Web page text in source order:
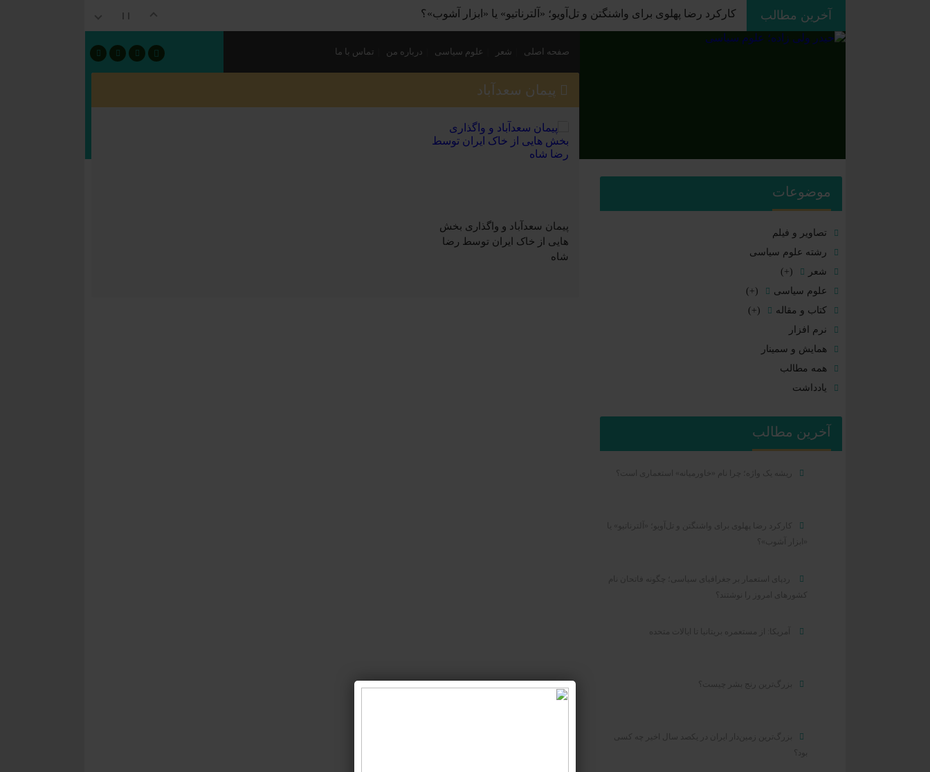
آخرین مطالب کارکرد رضا پهلوی برای واشنگتن و تل‌آویو؛ «آلترناتیو» یا «ابزار آشوب»؟
صفحه اصلی شعر علوم سیاسی درباره من تماس با ما
پیمان سعدآباد
پیمان سعدآباد و واگذاری بخش
هایی از خاک ایران توسط رضا
شاه
موضوعات
تصاویر و فیلم
رشته علوم سیاسی
شعر
(+)
علوم سیاسی
(+)
کتاب و مقاله
(+)
نرم افزار
همایش و سمینار
همه مطالب
یادداشت
آخرین مطالب
ریشه یک واژه؛ چرا نام «خاورمیانه» استعماری است؟
کارکرد رضا پهلوی برای واشنگتن و تل‌آویو؛ «آلترناتیو» یا
«ابزار آشوب»؟
ردپای استعمار بر جغرافیای سیاسی؛ چگونه فاتحان نام
کشورهای امروز را نوشتند؟
آمریکا: از مستعمره بریتانیا تا ایالات متحده
بزرگ‌ترین رنج بشر چیست؟
بزرگ‌ترین زمین‌دار ایران در یکصد سال اخیر چه کسی
بود؟